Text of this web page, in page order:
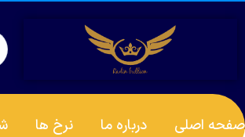
صفحه اصلی درباره ما نرخ ها